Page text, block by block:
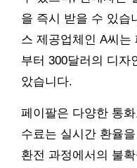
을 즉시 받을 수 있습
스 제공업체인 A씨는
부터 300달러의 디자
았습니다.
페이팔은 다양한 통
수료는 실시간 환율
환전 과정에서의 불